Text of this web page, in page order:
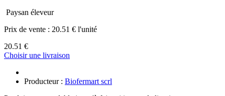
Paysan éleveur
Prix de vente : 20.51 € l'unité
20.51 €
Choisir une livraison
Producteur : Biofermart scrl